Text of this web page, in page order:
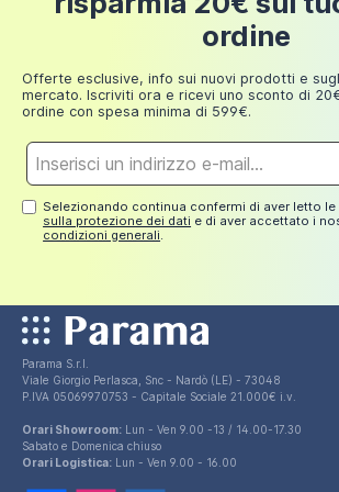
Fino a
euro
ordine
Offerte esclusive, info sui nuovi prodotti e
mercato. Iscriviti ora e ricevi uno sconto di
ordine con spesa minima di 599€.
e-
Selezionando continua confermi di aver letto
sulla protezione dei dati e di aver accettato i
condizioni generali.
Parama S.r.l.
Viale Giorgio Perlasca, Snc - Nardò (LE) - 73048
P.IVA 05069970753 - Capitale Sociale 21.000€ i.v.
Orari Showroom: Lun - Ven 9.00 -13 / 14.00-17.30
Sabato e Domenica chiuso
Orari Logistica: Lun - Ven 9.00 - 16.00